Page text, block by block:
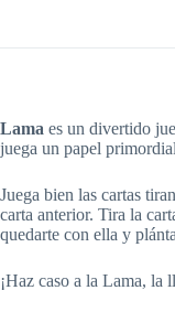
Lama es un divertido
juega un papel
Juega bien las cartas
carta anterior. Tira la
quedarte con ella y
¡Haz caso a la Lama, la